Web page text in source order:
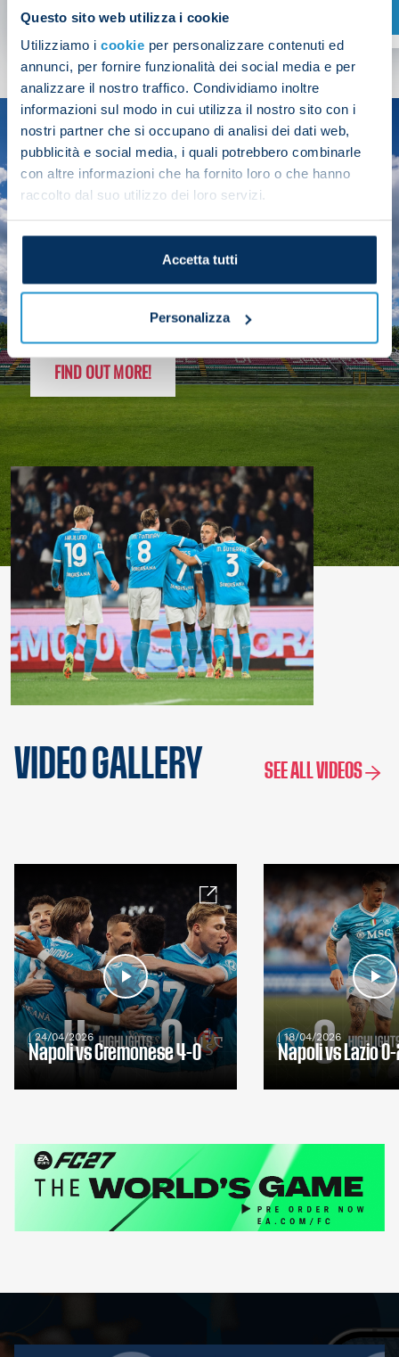
Questo sito web utilizza i cookie
Utilizziamo i cookie per personalizzare contenuti ed
annunci, per fornire funzionalità dei social media e per
analizzare il nostro traffico. Condividiamo inoltre
informazioni sul modo in cui utilizza il nostro sito con i
nostri partner che si occupano di analisi dei dati web,
pubblicità e social media, i quali potrebbero combinarle
con altre informazioni che ha fornito loro o che hanno
raccolto dal suo utilizzo dei loro servizi.
Accetta tutti
Personalizza
SHOP NOW
SEASON
2025/26
FOLLOW THE CHAMPS' JOURNEY
FIND OUT MORE!
VIDEO GALLERY SEE ALL VIDEOS
| 24/04/2026
Napoli vs Cremonese 4-0
| 18/04/2026
Napoli vs Lazio